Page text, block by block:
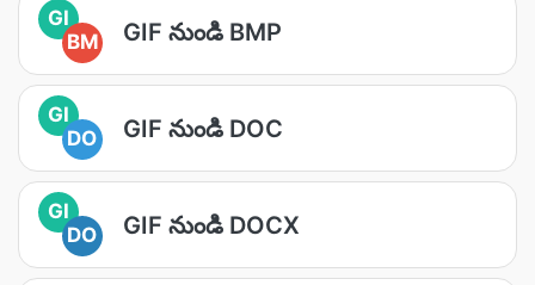
GI
BM
GIF నుండి BMP
GI
DO
GIF నుండి DOC
GI
DO
GIF నుండి DOCX